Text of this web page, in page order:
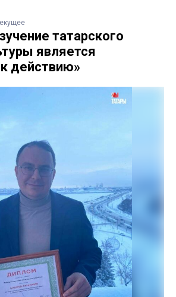
татарского
является
действию»